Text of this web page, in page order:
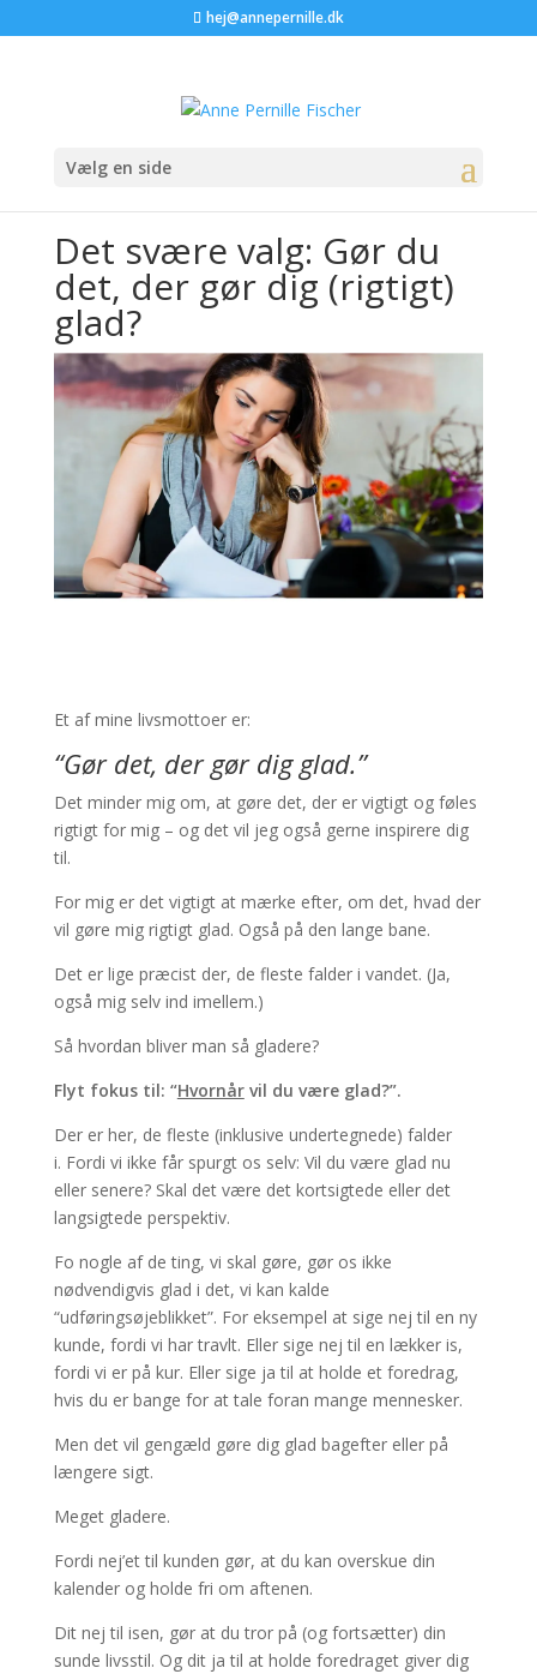
hej@annepernille.dk
Vælg en side
Det svære valg: Gør du
det, der gør dig (rigtigt)
glad?
Et af mine livsmottoer er:
“Gør det, der gør dig glad.”
Det minder mig om, at gøre det, der er vigtigt og føles
rigtigt for mig – og det vil jeg også gerne inspirere dig
til.
For mig er det vigtigt at mærke efter, om det, hvad der
vil gøre mig rigtigt glad. Også på den lange bane.
Det er lige præcist der, de fleste falder i vandet. (Ja,
også mig selv ind imellem.)
Så hvordan bliver man så gladere?
Flyt fokus til: “Hvornårvil du være glad?”.
Der er her, de fleste (inklusive undertegnede) falder
i. Fordi vi ikke får spurgt os selv: Vil du være glad nu
eller senere? Skal det være det kortsigtede eller det
langsigtede perspektiv.
Fo nogle af de ting, vi skal gøre, gør os ikke
nødvendigvis glad i det, vi kan kalde
“udføringsøjeblikket”. For eksempel at sige nej til en ny
kunde, fordi vi har travlt. Eller sige nej til en lækker is,
fordi vi er på kur. Eller sige ja til at holde et foredrag,
hvis du er bange for at tale foran mange mennesker.
Men det vil gengæld gøre dig glad bagefter eller på
længere sigt.
Meget gladere.
Fordi nej’et til kunden gør, at du kan overskue din
kalender og holde fri om aftenen.
Dit nej til isen, gør at du tror på (og fortsætter) din
sunde livsstil. Og dit ja til at holde foredraget giver dig